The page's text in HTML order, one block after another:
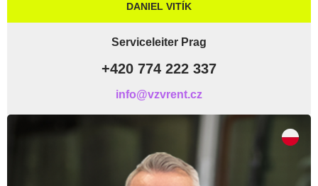
DANIEL VITÍK
Serviceleiter Prag
+420 774 222 337
info@vzvrent.cz